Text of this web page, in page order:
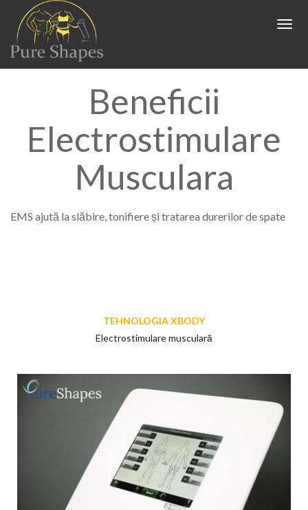
Locatii
XBODY UNIRII
Beneficii
Electrostimulare
Musculara
EMS ajută la slăbire, tonifiere și tratarea durerilor de spate
TEHNOLOGIA XBODY
Electrostimulare musculară